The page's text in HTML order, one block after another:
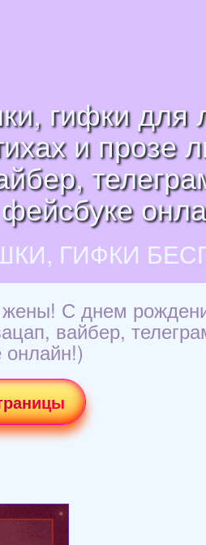
гифки
и прозе
ГИФКИ
С днем
вайбер,
онлайн!)